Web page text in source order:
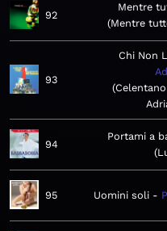
92
Mentre
Mentre
93
Chi Non
94
Portami a
95 Uomini soli